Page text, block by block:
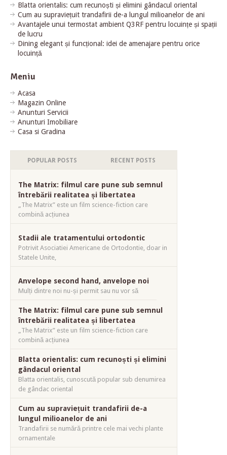
Blatta orientalis: cum recunoști și elimini gândacul oriental
Cum au supraviețuit trandafirii de-a lungul milioanelor de ani
Avantajele unui termostat ambient Q3RF pentru locuințe și spații
de lucru
Dining elegant și funcțional: idei de amenajare pentru orice
locuință
Meniu
Acasa
Magazin Online
Anunturi Servicii
Anunturi Imobiliare
Casa si Gradina
POPULAR POSTS RECENT POSTS
The Matrix: filmul care pune sub semnul
întrebării realitatea și libertatea
„The Matrix” este un film science-fiction care
combină acțiunea
Stadii ale tratamentului ortodontic
Potrivit Asociatiei Americane de Ortodontie, doar in
Statele Unite,
Anvelope second hand, anvelope noi
Mulți dintre noi nu-și permit sau nu vor să
The Matrix: filmul care pune sub semnul
întrebării realitatea și libertatea
„The Matrix” este un film science-fiction care
combină acțiunea
Blatta orientalis: cum recunoști și elimini
gândacul oriental
Blatta orientalis, cunoscută popular sub denumirea
de gândac oriental
Cum au supraviețuit trandafirii de-a
lungul milioanelor de ani
Trandafirii se numără printre cele mai vechi plante
ornamentale